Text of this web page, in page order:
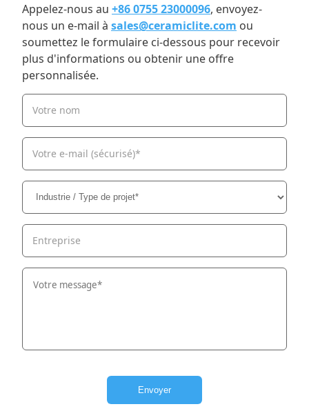
Appelez-nous au +86 0755 23000096, envoyez-
nous un e-mail à sales@ceramiclite.com ou
soumettez le formulaire ci-dessous pour recevoir
plus d'informations ou obtenir une offre
personnalisée.
Votre nom
Votre e-mail (sécurisé)*
Entreprise
Envoyer